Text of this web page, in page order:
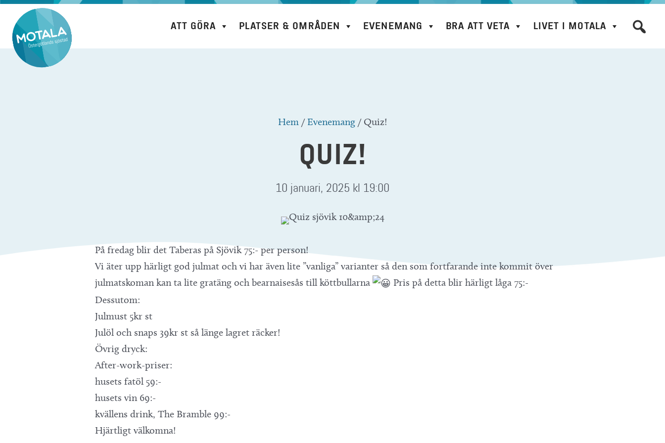
Hoppa
innehåll
ATT GÖRA PLATSER & OMRÅDEN EVENEMANG BRA ATT VETA LIVET I MOTALA
Hem /Evenemang/ Quiz!
QUIZ!
10 januari, 2025 kl 19:00
På fredag blir det Taberas på Sjövik 75:- per person!
Vi äter upp härligt god julmat och vi har även lite ”vanliga” varianter så den som fortfarande inte kommit över
julmatskoman kan ta lite gratäng och bearnaisesås till köttbullarna
Pris på detta blir härligt låga 75:-
Dessutom:
Julmust 5kr st
Julöl och snaps 39kr st så länge lagret räcker!
Övrig dryck:
After-work-priser:
husets fatöl 59:-
husets vin 69:-
kvällens drink, The Bramble 99:-
Hjärtligt välkomna!